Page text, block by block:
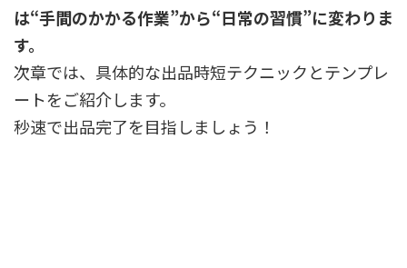
は“手間のかかる作業”から“日常の習慣”に変わりま
す。
次章では、具体的な出品時短テクニックとテンプレ
ートをご紹介します。
秒速で出品完了を目指しましょう！